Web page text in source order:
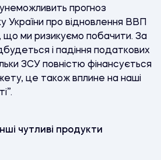
прогноз
України про відновлення ВВП
що ми ризикуємо побачити. За
і падіння податкових
ЗСУ повністю фінансується
це також вплине на наші
чутливі продукти